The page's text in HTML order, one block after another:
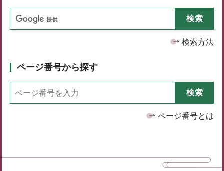
検索方法
ページ番号から探す
ページ番号とは